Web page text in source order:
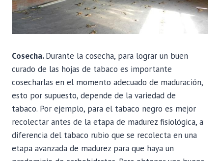
Cosecha.Durante la cosecha, para lograr un buen
curado de las hojas de tabaco es importante
cosecharlas en el momento adecuado de maduración,
esto por supuesto, depende de la variedad de
tabaco. Por ejemplo, para el tabaco negro es mejor
recolectar antes de la etapa de madurez fisiológica, a
diferencia del tabaco rubio que se recolecta en una
etapa avanzada de madurez para que haya un